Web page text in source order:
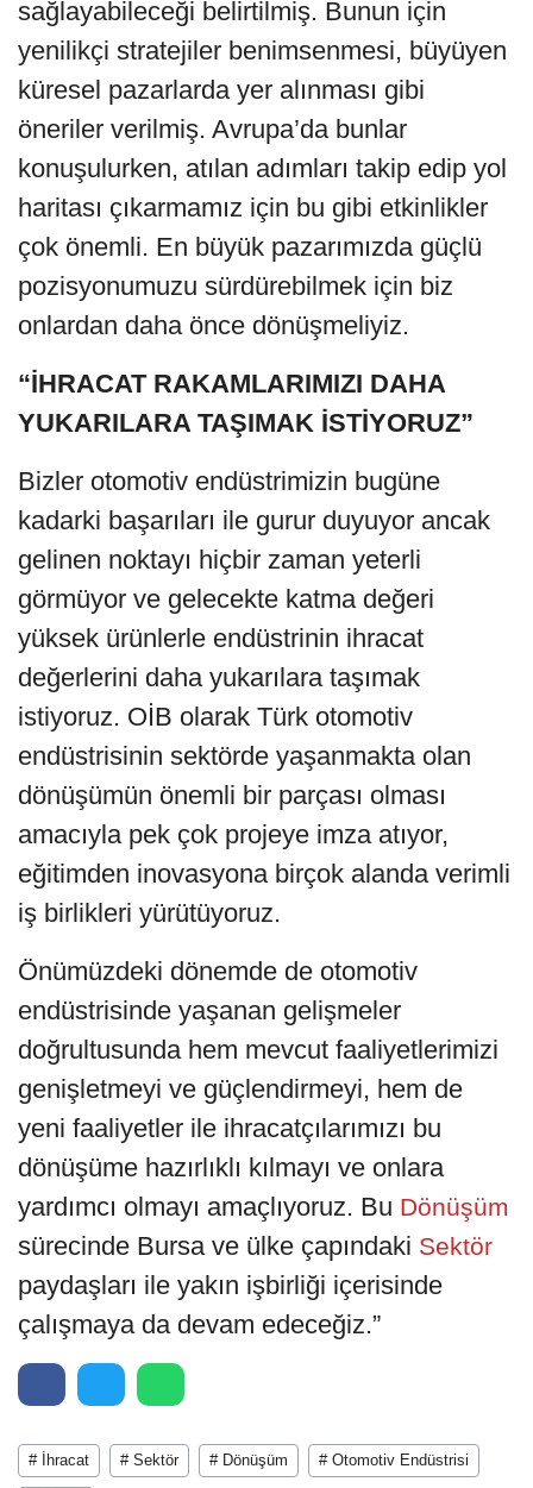
sağlayabileceği belirtilmiş. Bunun için
yenilikçi stratejiler benimsenmesi, büyüyen
küresel pazarlarda yer alınması gibi
öneriler verilmiş. Avrupa’da bunlar
konuşulurken, atılan adımları takip edip yol
haritası çıkarmamız için bu gibi etkinlikler
çok önemli. En büyük pazarımızda güçlü
pozisyonumuzu sürdürebilmek için biz
onlardan daha önce dönüşmeliyiz.
“İHRACAT RAKAMLARIMIZI DAHA
YUKARILARA TAŞIMAK İSTİYORUZ”
Bizler otomotiv endüstrimizin bugüne
kadarki başarıları ile gurur duyuyor ancak
gelinen noktayı hiçbir zaman yeterli
görmüyor ve gelecekte katma değeri
yüksek ürünlerle endüstrinin ihracat
değerlerini daha yukarılara taşımak
istiyoruz. OİB olarak Türk otomotiv
endüstrisinin sektörde yaşanmakta olan
dönüşümün önemli bir parçası olması
amacıyla pek çok projeye imza atıyor,
eğitimden inovasyona birçok alanda verimli
iş birlikleri yürütüyoruz.
Önümüzdeki dönemde de otomotiv
endüstrisinde yaşanan gelişmeler
doğrultusunda hem mevcut faaliyetlerimizi
genişletmeyi ve güçlendirmeyi, hem de
yeni faaliyetler ile ihracatçılarımızı bu
dönüşüme hazırlıklı kılmayı ve onlara
yardımcı olmayı amaçlıyoruz. Bu Dönüşüm
sürecinde Bursa ve ülke çapındaki Sektör
paydaşları ile yakın işbirliği içerisinde
çalışmaya da devam edeceğiz.”
# İhracat # Sektör # Dönüşüm # Otomotiv Endüstrisi